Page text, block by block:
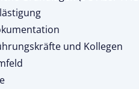
und Kollegen